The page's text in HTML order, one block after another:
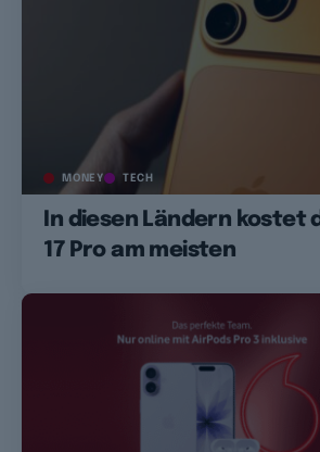
MONEY TECH
In diesen Ländern kostet
17 Pro am meisten